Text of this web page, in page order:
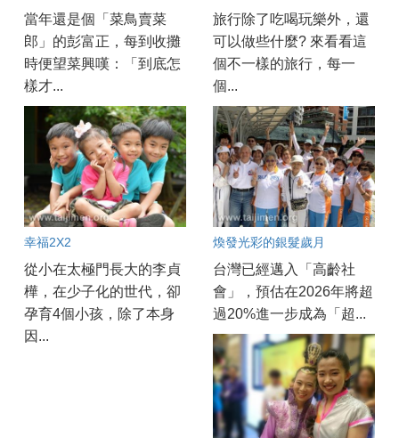
當年還是個「菜鳥賣菜
郎」的彭富正，每到收攤
時便望菜興嘆：「到底怎
樣才...
旅行除了吃喝玩樂外，還
可以做些什麼? 來看看這
個不一樣的旅行，每一
個...
幸福2X2
從小在太極門長大的李貞
樺，在少子化的世代，卻
孕育4個小孩，除了本身
因...
煥發光彩的銀髮歲月
台灣已經邁入「高齡社
會」，預估在2026年將超
過20%進一步成為「超...